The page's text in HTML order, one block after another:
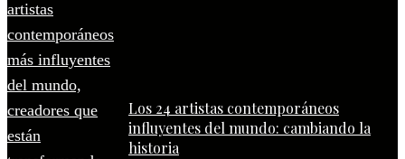
Los 24 artistas contemporáneos
influyentes del mundo: cambiando la
historia